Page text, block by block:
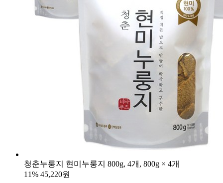
청춘누룽지 현미누룽지 800g, 4개, 800g × 4개
11% 45,220원